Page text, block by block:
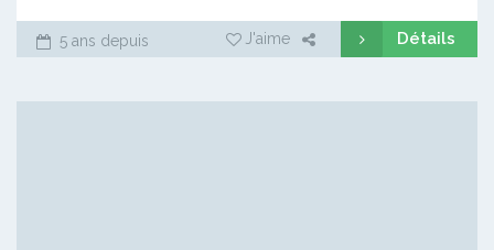
5 ans depuis J'aime Détails